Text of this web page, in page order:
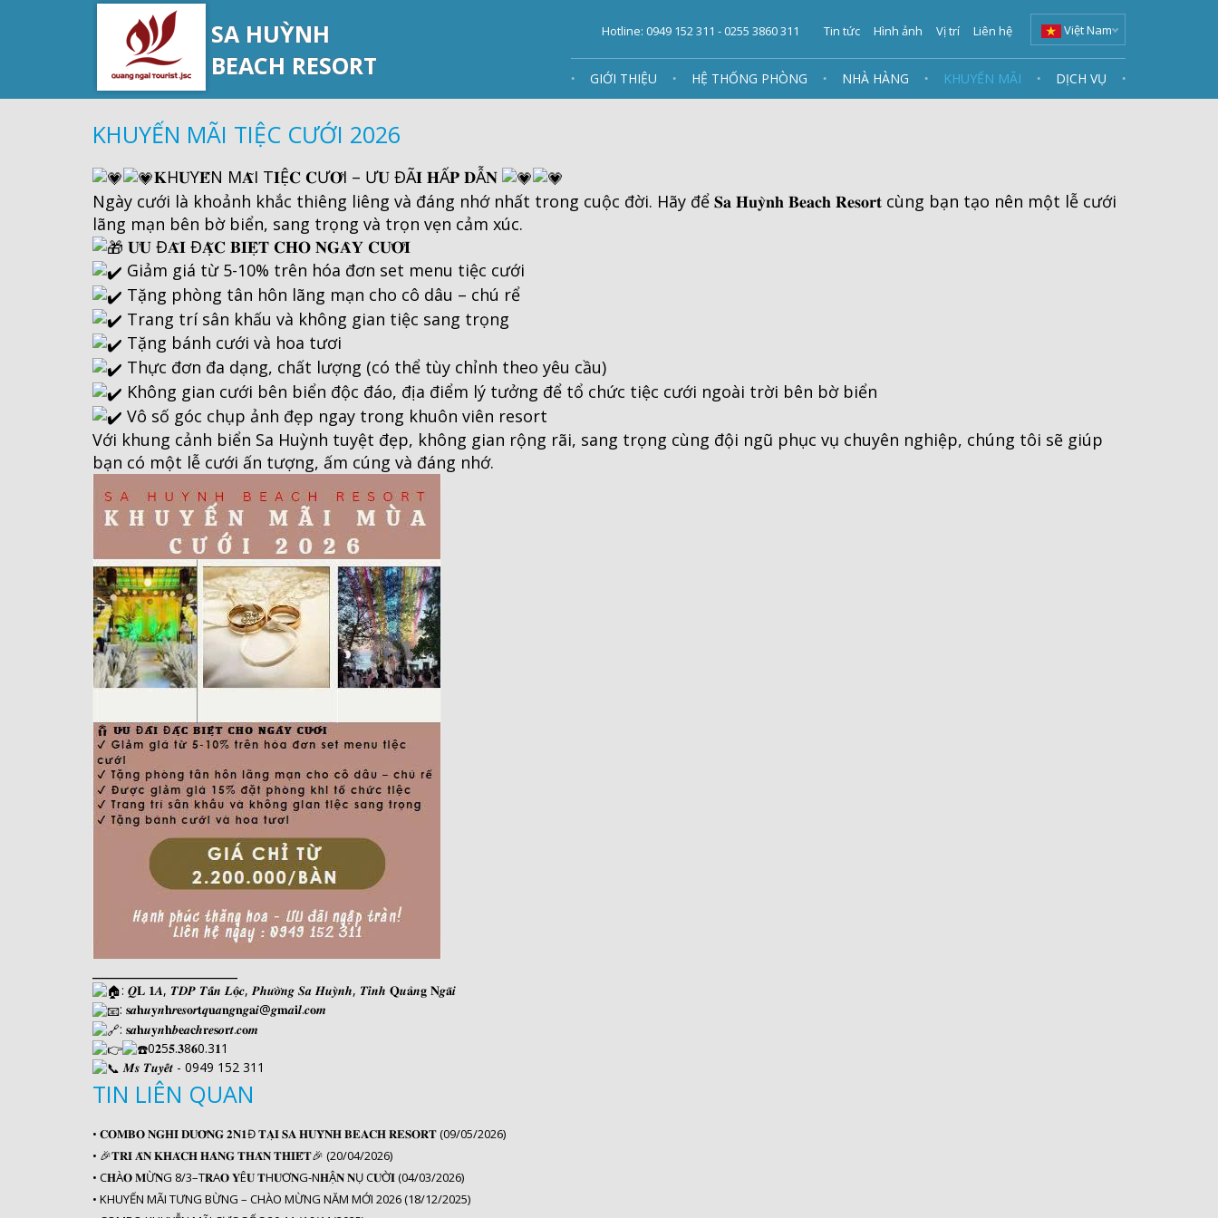
SA HUỲNH
BEACH RESORT
Hotline: 0949 152 311 - 0255 3860 311 Việt Nam
Tin tức Hình ảnh Vị trí Liên hệ
GIỚI THIỆU HỆ THỐNG PHÒNG NHÀ HÀNG KHUYẾN MÃI DỊCH VỤ
KHUYẾN MÃI TIỆC CƯỚI 2026
𝐊H𝐔Y𝐄̂́N M𝐀̃I T𝐈Ệ𝐂 𝐂Ư𝐎̛́I – Ư𝐔 ĐÃ𝐈 𝐇Ấ𝐏 𝐃Ẫ𝐍
Ngày cưới là khoảnh khắc thiêng liêng và đáng nhớ nhất trong cuộc đời. Hãy để 𝐒𝐚 𝐇𝐮𝐲̀𝐧𝐡 𝐁𝐞𝐚𝐜𝐡 𝐑𝐞𝐬𝐨𝐫𝐭 cùng bạn tạo nên một lễ cưới
lãng mạn bên bờ biển, sang trọng và trọn vẹn cảm xúc.
𝐔̛𝐔 Đ𝐀̃𝐈 Đ𝐀̣̆𝐂 𝐁𝐈𝐄̣̂𝐓 𝐂𝐇𝐎 𝐍𝐆𝐀̀𝐘 𝐂𝐔̛𝐎̛́𝐈
Giảm giá từ 5-10% trên hóa đơn set menu tiệc cưới
Tặng phòng tân hôn lãng mạn cho cô dâu – chú rể
Trang trí sân khấu và không gian tiệc sang trọng
Tặng bánh cưới và hoa tươi
Thực đơn đa dạng, chất lượng (có thể tùy chỉnh theo yêu cầu)
Không gian cưới bên biển độc đáo, địa điểm lý tưởng để tổ chức tiệc cưới ngoài trời bên bờ biển
Vô số góc chụp ảnh đẹp ngay trong khuôn viên resort
Với khung cảnh biển Sa Huỳnh tuyệt đẹp, không gian rộng rãi, sang trọng cùng đội ngũ phục vụ chuyên nghiệp, chúng tôi sẽ giúp
bạn có một lễ cưới ấn tượng, ấm cúng và đáng nhớ.
: 𝑸𝐋 𝟏𝑨, 𝑻𝑫𝑷 𝑻𝐚̂́𝒏 𝑳𝐨̣̂𝒄, 𝑷𝒉𝒖̛𝒐̛̀𝒏𝒈 𝑺𝒂 𝑯𝒖𝒚̀𝒏𝒉, 𝑻𝒊̉𝒏𝒉 𝐐𝒖𝐚̉𝒏𝐠 𝐍𝒈𝐚̃𝒊
: 𝐬𝒂𝐡𝒖𝐲𝒏𝐡𝒓𝐞𝒔𝐨𝒓𝐭𝒒𝐮𝒂𝐧𝒈𝐧𝒈𝐚𝒊@𝒈𝐦𝒂𝐢𝒍.𝒄𝐨𝒎
: 𝐬𝒂𝐡𝒖𝐲𝒏𝐡𝒃𝐞𝒂𝐜𝒉𝐫𝒆𝐬𝒐𝐫𝒕.𝒄𝐨𝒎
0𝟐5𝟓.𝟑8𝟔0.3𝟏1
𝑴𝒔 𝑻𝒖𝒚𝒆̂́𝒕 - 0949 152 311
TIN LIÊN QUAN
• 𝐂𝐎𝐌𝐁𝐎 𝐍𝐆𝐇𝐈̉ 𝐃𝐔̛𝐎̛̃𝐍𝐆 𝟐𝐍𝟏Đ 𝐓𝐀̣𝐈 𝐒𝐀 𝐇𝐔𝐘̀𝐍𝐇 𝐁𝐄𝐀𝐂𝐇 𝐑𝐄𝐒𝐎𝐑𝐓 (09/05/2026)
• 🎉𝐓𝐑𝐈 𝐀̂𝐍 𝐊𝐇𝐀́𝐂𝐇 𝐇𝐀̀𝐍𝐆 𝐓𝐇𝐀̂𝐍 𝐓𝐇𝐈𝐄̂́𝐓️🎉 (20/04/2026)
• C𝐇À𝐎 𝐌Ừ𝐍G 8/3–T𝐑A𝐎 𝐘Ê𝐔 𝐓H𝐔̛Ơ𝐍G-N𝐇Ậ𝐍 𝐍Ụ C𝐔̛Ờ𝐈 (04/03/2026)
• KHUYẾN MÃI TƯNG BỪNG – CHÀO MỪNG NĂM MỚI 2026 (18/12/2025)